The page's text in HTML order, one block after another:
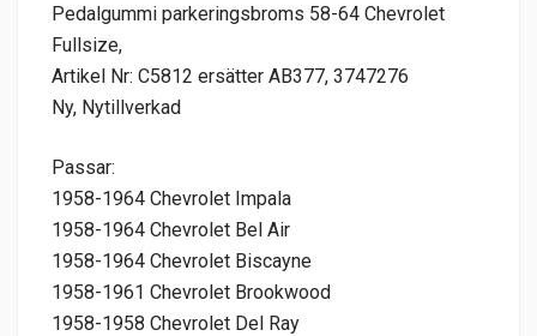
Pedalgummi parkeringsbroms 58-64 Chevrolet
Fullsize,
Artikel Nr: C5812 ersätter AB377, 3747276
Ny, Nytillverkad
Passar:
1958-1964 Chevrolet Impala
1958-1964 Chevrolet Bel Air
1958-1964 Chevrolet Biscayne
1958-1961 Chevrolet Brookwood
1958-1958 Chevrolet Del Ray